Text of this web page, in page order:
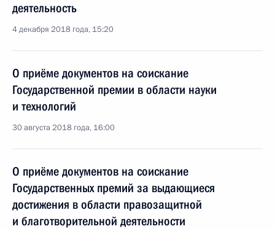
деятельность
4 декабря 2018 года, 15:20
О приёме документов на соискание
Государственной премии в области науки
и технологий
30 августа 2018 года, 16:00
О приёме документов на соискание
Государственных премий за выдающиеся
достижения в области правозащитной
и благотворительной деятельности